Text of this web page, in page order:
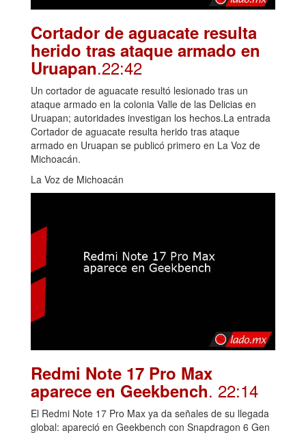
Cortador de aguacate resulta
herido tras ataque armado en
Uruapan.22:42
Un cortador de aguacate resultó lesionado tras un
ataque armado en la colonia Valle de las Delicias en
Uruapan; autoridades investigan los hechos.La entrada
Cortador de aguacate resulta herido tras ataque
armado en Uruapan se publicó primero en La Voz de
Michoacán.
La Voz de Michoacán
Redmi Note 17 Pro Max
aparece en Geekbench. 22:14
El Redmi Note 17 Pro Max ya da señales de su llegada
global: apareció en Geekbench con Snapdragon 6 Gen